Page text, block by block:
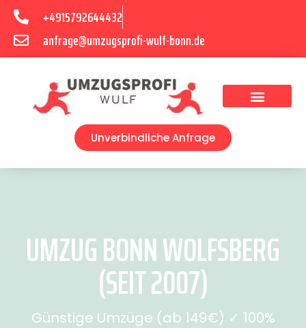
+4915792644432
anfrage@umzugsprofi-wulf-bonn.de
Unverbindliche Anfrage
UMZUG BONN WOLFSBERG
(SEIT 2007)
Günstige Umzüge (ab 149€) ✓ 100%